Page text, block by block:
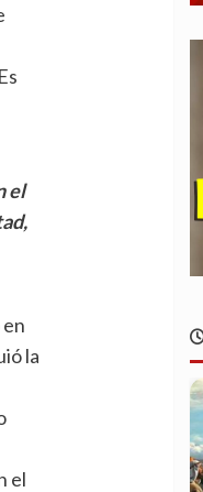
el
la
el